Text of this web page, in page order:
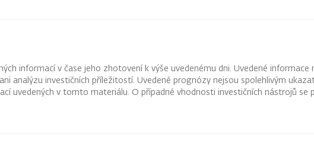
informací v čase jeho zhotovení k výše uvedenému dni. Uvedené informace
analýzu investičních příležitostí. Uvedené prognózy nejsou spolehlivým
uvedených v tomto materiálu. O případné vhodnosti investičních nástrojů se